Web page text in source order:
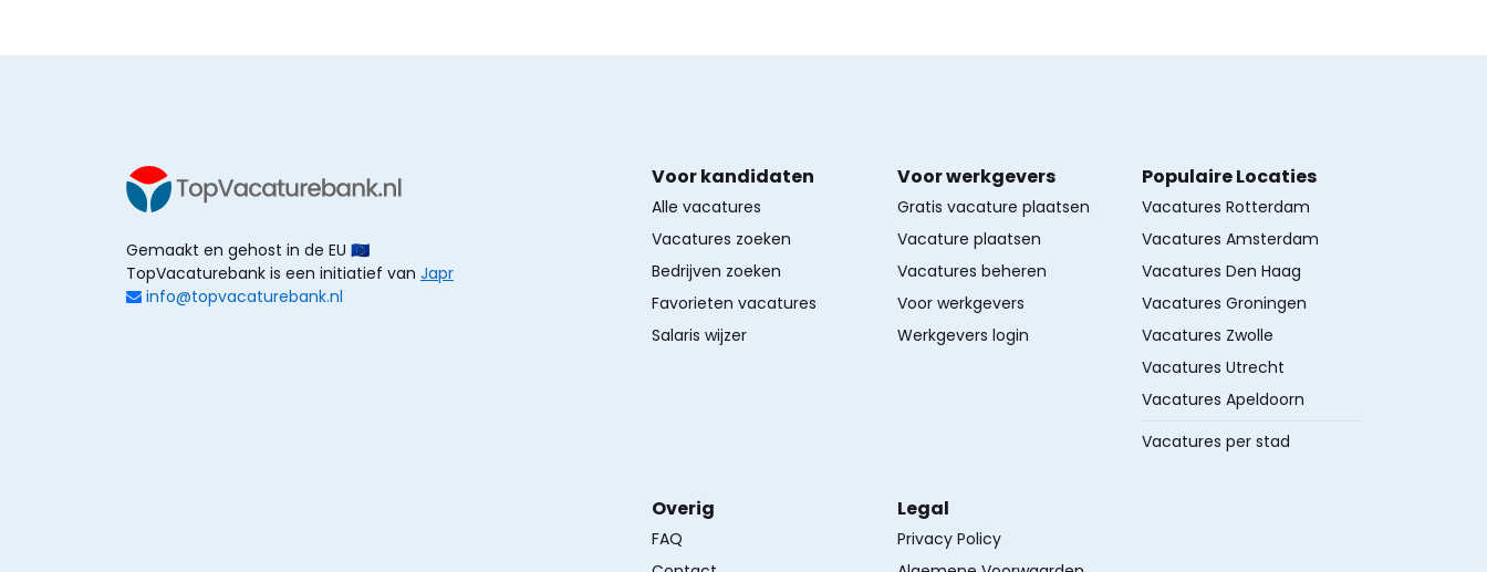
Gemaakt en gehost in de EU 🇪🇺
TopVacaturebank is een initiatief van Japr
info@topvacaturebank.nl
Voor kandidaten
Alle vacatures
Vacatures zoeken
Bedrijven zoeken
Favorieten vacatures
Salaris wijzer
Voor werkgevers
Gratis vacature plaatsen
Vacature plaatsen
Vacatures beheren
Voor werkgevers
Werkgevers login
Populaire Locaties
Vacatures Rotterdam
Vacatures Amsterdam
Vacatures Den Haag
Vacatures Groningen
Vacatures Zwolle
Vacatures Utrecht
Vacatures Apeldoorn
Vacatures per stad
Overig
FAQ
Legal
Privacy Policy